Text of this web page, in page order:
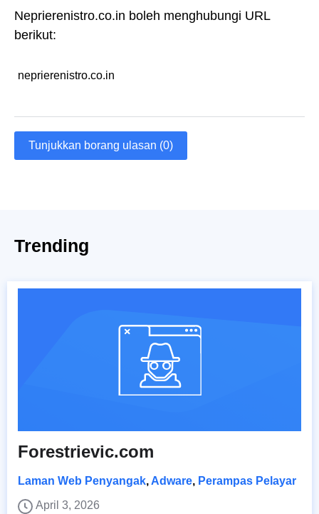
Neprierenistro.co.in boleh menghubungi URL
berikut:
neprierenistro.co.in
Tunjukkan borang ulasan (0)
Trending
Forestrievic.com
Laman Web Penyangak, Adware, Perampas Pelayar
April 3, 2026